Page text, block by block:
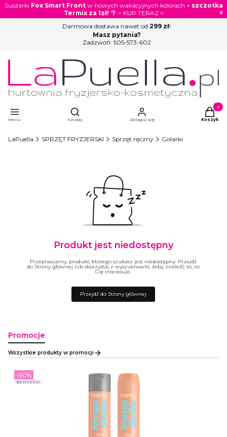
Suszarki Fox Smart Frontw nowych wakacyjnych kolorach + szczotka
Termix za 1zł! 🌴 > KUP TERAZ < ×
Darmowa dostawa nawet od 299 zł!
Masz pytania?
Zadzwoń: 505-573-602
Menu
Otwórz wyszukiwarkę
Szukaj Zaloguj się Koszyk
LaPuella SPRZĘT FRYZJERSKI Sprzęt ręczny Golarki
Produkt jest niedostępny
Przepraszamy, produkt, którego szukasz jest niedostępny. Przejdź
do Strony głównej lub skorzystaj z wyszukiwarki, żeby znaleźć to, co
Cię interesuje.
Przejdź do Strony głównej
Promocje
Wszystkie produkty w promocji
Bestseller
-30%